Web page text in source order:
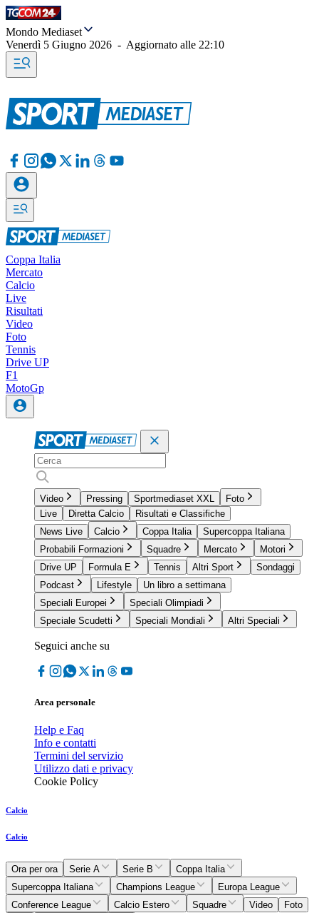
Mondo Mediaset
Venerdì 5 Giugno 2026 - Aggiornato alle 22:10
Coppa Italia
Mercato
Calcio
Live
Risultati
Video
Foto
Tennis
Drive UP
F1
MotoGp
Video Pressing Sportmediaset XXL
Foto
Live
Diretta Calcio
Risultati e Classifiche
News Live
Calcio Coppa Italia
Supercoppa Italiana
Probabili Formazioni
Squadre Mercato
Motori
Drive UP
Formula E Tennis Altri Sport
Sondaggi
Podcast
Lifestyle
Un libro a settimana
Speciali Europei
Speciali Olimpiadi
Speciale Scudetti
Speciali Mondiali Altri Speciali
Seguici anche su
Area personale
Help e Faq
Info e contatti
Termini del servizio
Utilizzo dati e privacy
Cookie Policy
Calcio
Calcio
Ora per ora Serie A Serie B
Coppa Italia
Supercoppa Italiana
Champions League
Europa League
Conference League
Calcio Estero Squadre Video
Foto